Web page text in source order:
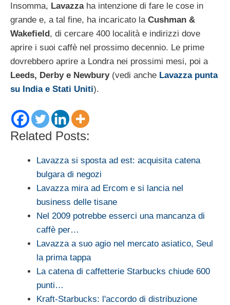
Insomma, Lavazzaha intenzione di fare le cose in
grande e, a tal fine, ha incaricato la Cushman &
Wakefield, di cercare 400 località e indirizzi dove
aprire i suoi caffè nel prossimo decennio. Le prime
dovrebbero aprire a Londra nei prossimi mesi, poi a
Leeds, Derby e Newbury (vedi anche Lavazza punta
su India e Stati Uniti).
Related Posts:
Lavazza si sposta ad est: acquisita catena
bulgara di negozi
Lavazza mira ad Ercom e si lancia nel
business delle tisane
Nel 2009 potrebbe esserci una mancanza di
caffè per…
Lavazza a suo agio nel mercato asiatico, Seul
la prima tappa
La catena di caffetterie Starbucks chiude 600
punti…
Kraft-Starbucks: l'accordo di distribuzione